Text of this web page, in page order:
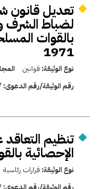
تعديل قانون
لضباط الشرف
1971
نوع الوثيقة: قوانين
رقم الوثيقة/رقم الدعوى:
تنظيم
الإحصائية
نوع الوثيقة: قرارات رئاسية